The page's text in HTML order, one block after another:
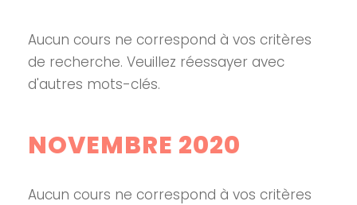
Aucun cours ne correspond à vos critères
de recherche. Veuillez réessayer avec
d'autres mots-clés.
NOVEMBRE 2020
Aucun cours ne correspond à vos critères